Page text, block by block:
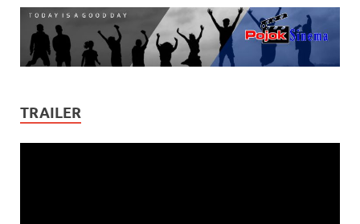
TRAILER